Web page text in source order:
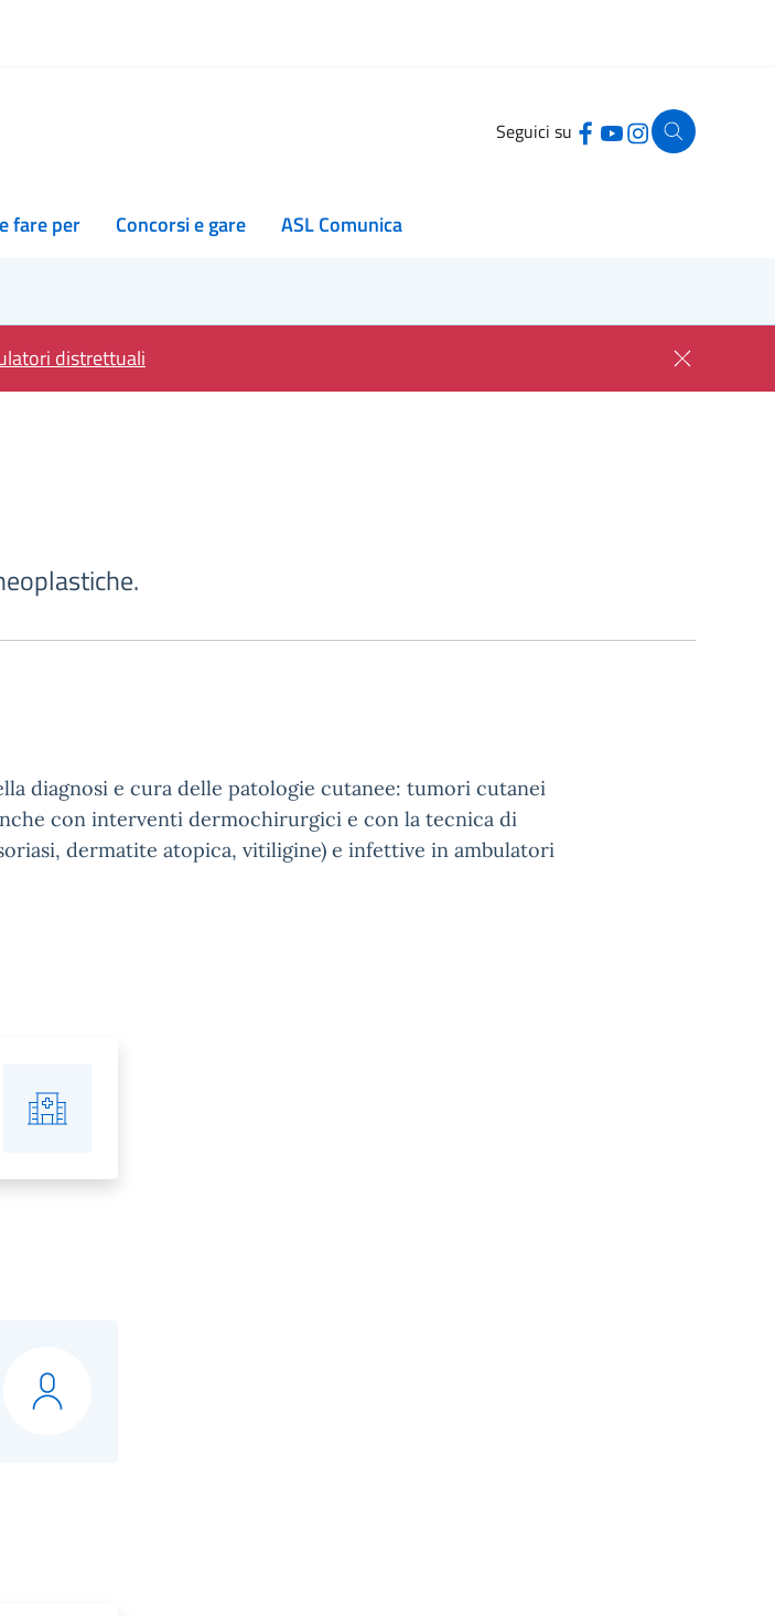
Seguici su
fare per Concorsi e gare ASL Comunica
distrettuali
diagnosi e cura delle patologie cutanee: tumori cutanei
con interventi dermochirurgici e con la tecnica di
dermatite atopica, vitiligine) e infettive in ambulatori